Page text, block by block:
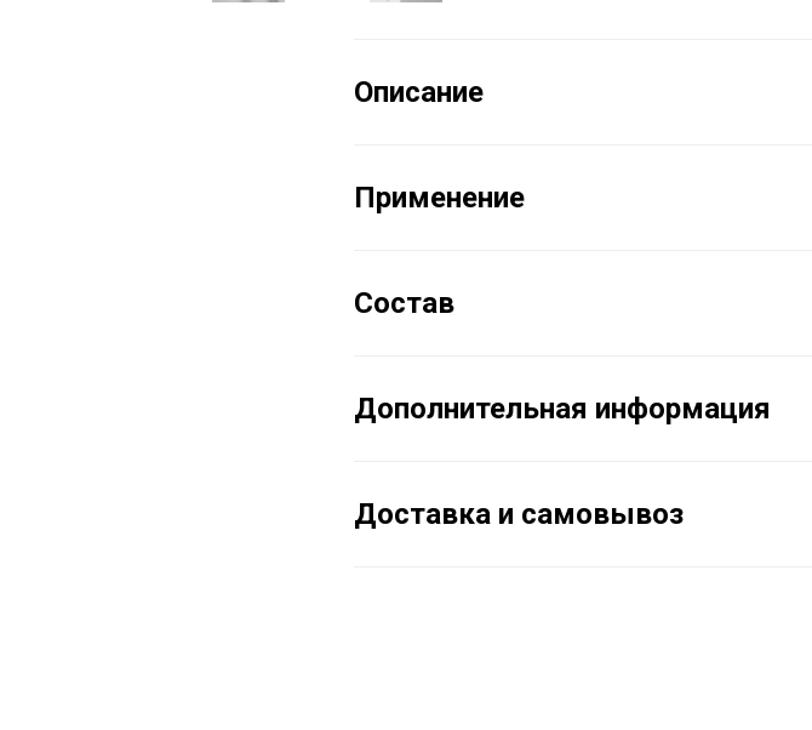
Описание
Применение
Состав
Дополнительная информация
Доставка и самовывоз